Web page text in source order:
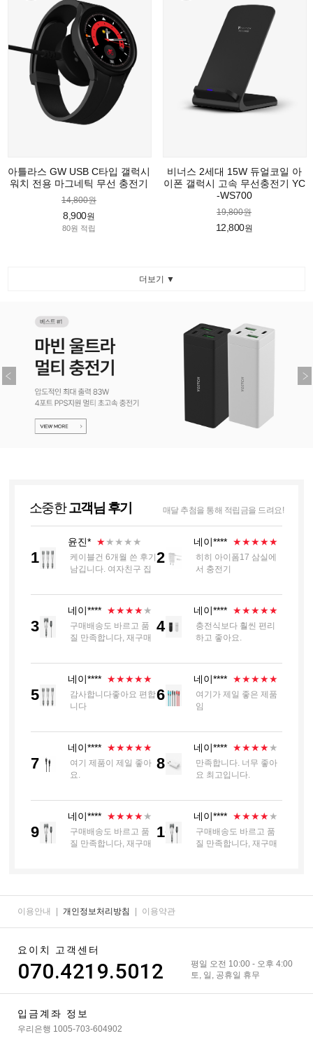
아틀라스 GW USB C타입 갤럭시
워치 전용 마그네틱 무선 충전기
14,800원
8,900원
80원 적립
비너스 2세대 15W 듀얼코일 아
이폰 갤럭시 고속 무선충전기 YC
-WS700
19,800원
12,800원
더보기 ▼
소중한고객님 후기 매달 추첨을 통해 적립금을 드려요!
1
윤진* ★ ★★★★
케이블건 6개월 쓴 후기
남깁니다. 여자친구 집
전하려고 샀는데 같이
충전하니까 O케이블에
꽂은 휴대폰이 충전 됐
다 안됐다 반복함... 충
전 끊어질때마다 휴대
리고 매우 불편했음...
이제는 번개표시 충전
아놓고 조금만 움직여
도 됐다안됐다함.. 충전
2
네이**** ★★★★★
히히 아이폼17 삼실에
서 충전기
3
네이**** ★★★★ ★
구매배송도 바르고 품
질 만족합니다, 재구매
4
네이**** ★★★★★
충전식보다 훨씬 편리
하고 좋아요.
5
네이**** ★★★★★
감사합니다좋아요 편합
니다
6
네이**** ★★★★★
여기가 제일 좋은 제품
임
7
네이**** ★★★★★
여기 제품이 제일 좋아
요.
8
네이**** ★★★★ ★
만족합니다. 너무 좋아
요 최고입니다.
9
네이**** ★★★★ ★
구매배송도 바르고 품
질 만족합니다, 재구매
10
네이**** ★★★★ ★
구매배송도 바르고 품
질 만족합니다, 재구매
이용안내 개인정보처리방침 이용약관
요이치 고객센터
070.4219.5012
평일 오전 10:00 - 오후 4:00
토, 일, 공휴일 휴무
입금계좌 정보
우리은행 1005-703-604902